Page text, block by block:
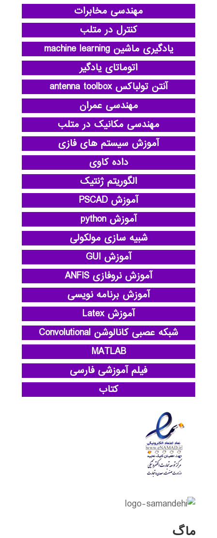
مهندسی مخابرات
کنترل در متلب
یادگیری ماشین machine learning
اتوماتای یادگیر
آنتن تولباکس antenna toolbox
مهندسی عمران
مهندسی مکانیک در متلب
آموزش سیستم های فازی
داده کاوی
الگوریتم ژنتیک
آموزش PSCAD
آموزش python
شبیه سازی مولکولی
آموزش GUI
آموزش نروفازی ANFIS
آموزش برنامه نویسی
آموزش Latex
شبکه عصبی کانالوشن Convolutional
MATLAB
فیلم آموزشی فارسی
کتاب
ماگ